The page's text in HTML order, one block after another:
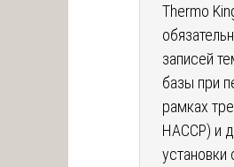
Thermo
записей
базы при
рамках
HACCP) и